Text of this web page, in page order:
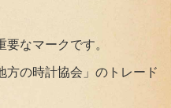
なマークです。
方の時計協会」のトレード